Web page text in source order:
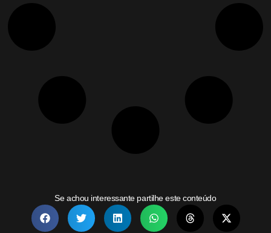
Se achou interessante partilhe este conteúdo